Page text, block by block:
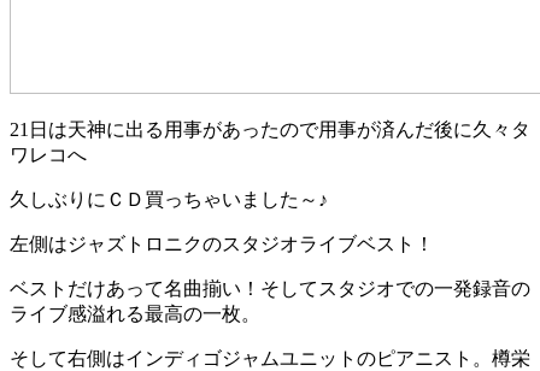
21日は天神に出る用事があったので用事が済んだ後に久々タ
ワレコへ
久しぶりにＣＤ買っちゃいました～♪
左側はジャズトロニクのスタジオライブベスト！
ベストだけあって名曲揃い！そしてスタジオでの一発録音の
ライブ感溢れる最高の一枚。
そして右側はインディゴジャムユニットのピアニスト。樽栄